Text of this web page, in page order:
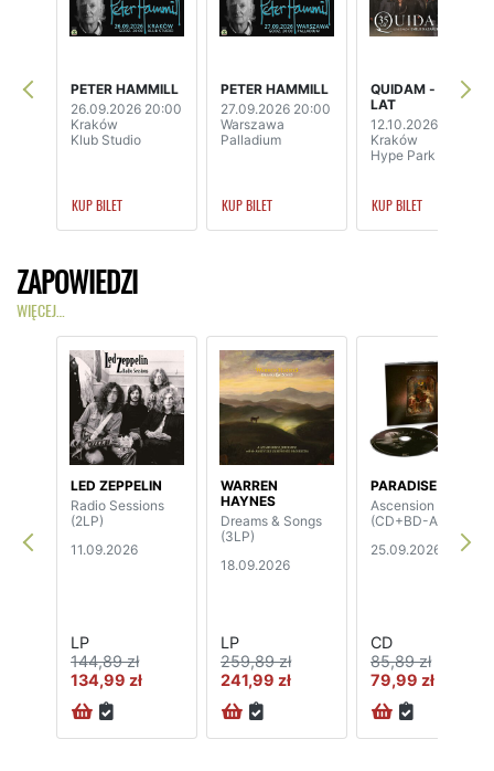
PETER HAMMILL
26.09.2026 20:00
Kraków
Klub Studio
KUP BILET
PETER HAMMILL
27.09.2026 20:00
Warszawa
Palladium
KUP BILET
QUIDAM - 35
LAT
12.10.2026 20:00
Kraków
Hype Park
KUP BILET
ZAPOWIEDZI
WIĘCEJ…
LED ZEPPELIN
Radio Sessions
(2LP)
11.09.2026
LP
144,89 zł
134,99 zł
WARREN
HAYNES
Dreams & Songs
(3LP)
18.09.2026
LP
259,89 zł
241,99 zł
PARADISE LOST
Ascension
(CD+BD-Audio)
25.09.2026
CD
85,89 zł
79,99 zł